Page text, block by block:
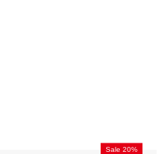
Sale 20%